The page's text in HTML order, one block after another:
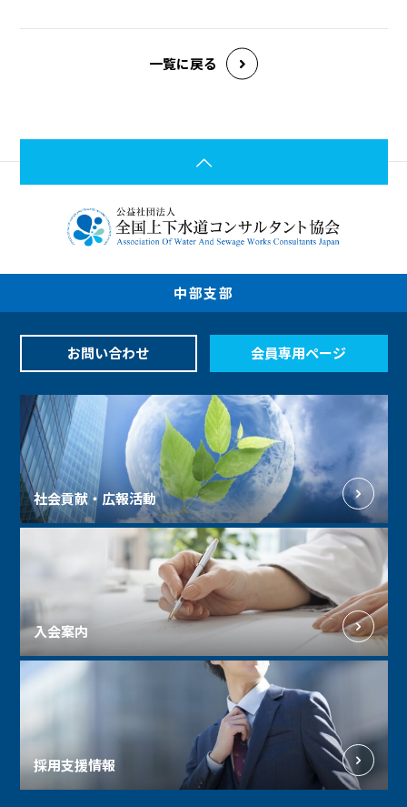
一覧に戻る
中部支部
お問い合わせ 会員専用ページ
社会貢献・広報活動
入会案内
採用支援情報